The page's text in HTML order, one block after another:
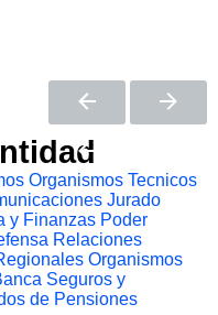
Organismos Tecnicos
Jurado
y Finanzas Poder
Relaciones
Organismos
Seguros y
de Pensiones